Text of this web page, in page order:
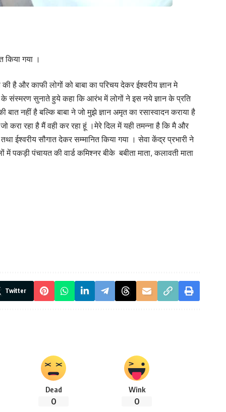
किया गया ।
है और काफी लोगों को बाबा का परिचय देकर ईश्वरीय ज्ञान मे
के संस्मरण सुनाते हुये कहा कि आरंभ में लोगों ने इस नये ज्ञान के प्रति
नहीं है बल्कि बाबा ने जो मुझे ज्ञान अमृत का रसास्वादन कराया है
रहा है मैं वही कर रहा हूं ।मेरे दिल में यही तमन्ना है कि मै और
ईश्वरीय सौगात देकर सम्मानित किया गया । सेवा केंद्र प्रभारी ने
पंचायत की वार्ड कमिश्नर बीके बबीता माता, कलावती माता
Twitter
Dead
0
Wink
0